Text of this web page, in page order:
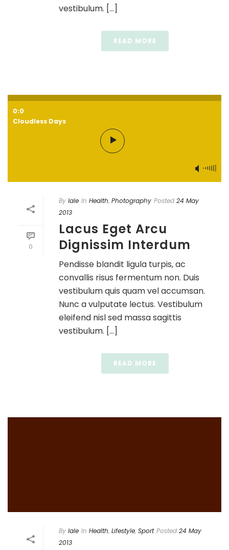
vestibulum. [...]
READ MORE
0:0
Cloudless Days
0
By lale In Health, Photography Posted 24 May
2013
Lacus Eget Arcu
Dignissim Interdum
Pendisse blandit ligula turpis, ac
convallis risus fermentum non. Duis
vestibulum quis quam vel accumsan.
Nunc a vulputate lectus. Vestibulum
eleifend nisl sed massa sagittis
vestibulum. [...]
READ MORE
By lale In Health, Lifestyle, Sport Posted 24 May
2013